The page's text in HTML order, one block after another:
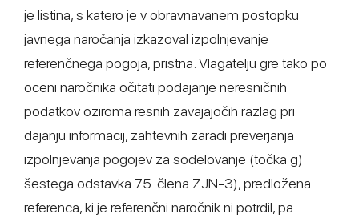
je listina, s katero je v obravnavanem postopku
javnega naročanja izkazoval izpolnjevanje
referenčnega pogoja, pristna. Vlagatelju gre tako po
oceni naročnika očitati podajanje neresničnih
podatkov oziroma resnih zavajajočih razlag pri
dajanju informacij, zahtevnih zaradi preverjanja
izpolnjevanja pogojev za sodelovanje (točka g)
šestega odstavka 75. člena ZJN-3), predložena
referenca, ki je referenčni naročnik ni potrdil, pa